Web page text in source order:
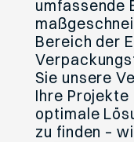
umfassende
Bereich der
Sie unsere
Ihre Projekte
optimale
zu finden –